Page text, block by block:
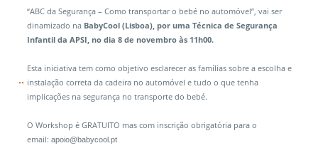
“ABC da Segurança – Como transportar o bebé no automóvel”, vai ser
dinamizado na BabyCool (Lisboa), por uma Técnica de Segurança
Infantil da APSI, no dia 8 de novembro às 11h00.
Esta iniciativa tem como objetivo esclarecer as famílias sobre a escolha e
instalação correta da cadeira no automóvel e tudo o que tenha
implicações na segurança no transporte do bebé.
O Workshop é GRATUITO mas com inscrição obrigatória para o
email: apoio@babycool.pt